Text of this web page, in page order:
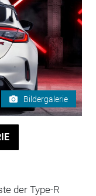
Bildergalerie
der Type-R